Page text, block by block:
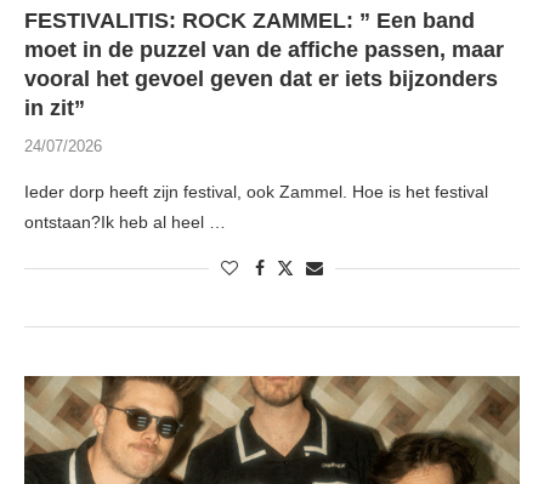
FESTIVALITIS: ROCK ZAMMEL: ” Een band
moet in de puzzel van de affiche passen, maar
vooral het gevoel geven dat er iets bijzonders
in zit”
24/07/2026
Ieder dorp heeft zijn festival, ook Zammel. Hoe is het festival
ontstaan?Ik heb al heel …